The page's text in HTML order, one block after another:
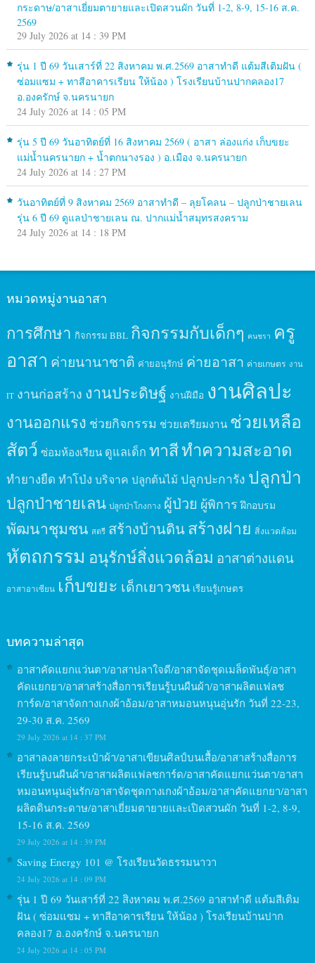
กระดาษ/อาสาเยี่ยมตายายและเปิดสวนผัก วันที่ 1-2, 8-9, 15-16 ส.ค.
2569
29 July 2026 at 14 : 39 PM
รุ่น 1 ปี 69 วันเสาร์ที่ 22 สิงหาคม พ.ศ.2569 อาสาทำดี แต้มสีเติมฝัน (
ซ่อมแซม + ทาสีอาคารเรียน ให้น้อง ) โรงเรียนบ้านปากคลอง17
อ.องครักษ์ จ.นครนายก
24 July 2026 at 14 : 05 PM
รุ่น 5 ปี 69 วันอาทิตย์ที่ 16 สิงหาคม 2569 ( อาสา ล่องแก่ง เก็บขยะ
แม่น้ำนครนายก + น้ำตกนางรอง ) อ.เมือง จ.นครนายก
24 July 2026 at 14 : 27 PM
วันอาทิตย์ที่ 9 สิงหาคม 2569 อาสาทำดี – ลุยโคลน – ปลูกป่าชายเลน
รุ่น 6 ปี 69 ดูแลป่าชายเลน ณ. ปากแม่น้ำสมุทรสงคราม
24 July 2026 at 14 : 18 PM
หมวดหมู่งานอาสา
การศึกษา กิจกรรม BBL กิจกรรมกับเด็กๆ คนชรา ครู
อาสา ค่ายนานาชาติ ค่ายอนุรักษ์ ค่ายอาสา ค่ายเกษตร งาน
IT งานก่อสร้าง งานประดิษฐ์ งานฝีมือ งานศิลปะ
งานออกแรง ช่วยกิจกรรม ช่วยเตรียมงาน ช่วยเหลือ
สัตว์ ซ่อมห้องเรียน ดูแลเด็ก ทาสีทำความสะอาด
ทำยางยืด ทำโป่ง บริจาค ปลูกต้นไม้ ปลูกปะการัง ปลูกป่า
ปลูกป่าชายเลน ปลูกป่าโกงกาง ผู้ป่วย ผู้พิการ ฝึกอบรม
พัฒนาชุมชน สตรี สร้างบ้านดินสร้างฝาย สิ่งแวดล้อม
หัตถกรรม อนุรักษ์สิ่งแวดล้อม อาสาต่างแดน
อาสาอาเซียน เก็บขยะ เด็กเยาวชน เรียนรู้เกษตร
บทความล่าสุด
อาสาคัดแยกแว่นตา/อาสาปลาใจดี/อาสาจัดชุดเมล็ดพันธุ์/อาสา
คัดแยกยา/อาสาสร้างสื่อการเรียนรู้บนผืนผ้า/อาสาผลิตแฟลช
การ์ด/อาสาจัดกางเกงผ้าอ้อม/อาสาหมอนหนุนอุ่นรัก วันที่ 22-23,
29-30 ส.ค. 2569
29 July 2026 at 14 : 37 PM
อาสาลงลายกระเป๋าผ้า/อาสาเขียนศิลป์บนเสื้อ/อาสาสร้างสื่อการ
เรียนรู้บนผืนผ้า/อาสาผลิตแฟลชการ์ด/อาสาคัดแยกแว่นตา/อาสา
หมอนหนุนอุ่นรัก/อาสาจัดชุดกางเกงผ้าอ้อม/อาสาคัดแยกยา/อาสา
ผลิตดินกระดาษ/อาสาเยี่ยมตายายและเปิดสวนผัก วันที่ 1-2, 8-9,
15-16 ส.ค. 2569
29 July 2026 at 14 : 39 PM
Saving Energy 101 @ โรงเรียนวัดธรรมนาวา
24 July 2026 at 14 : 09 PM
รุ่น 1 ปี 69 วันเสาร์ที่ 22 สิงหาคม พ.ศ.2569 อาสาทำดี แต้มสีเติม
ฝัน ( ซ่อมแซม + ทาสีอาคารเรียน ให้น้อง ) โรงเรียนบ้านปาก
คลอง17 อ.องครักษ์ จ.นครนายก
24 July 2026 at 14 : 05 PM